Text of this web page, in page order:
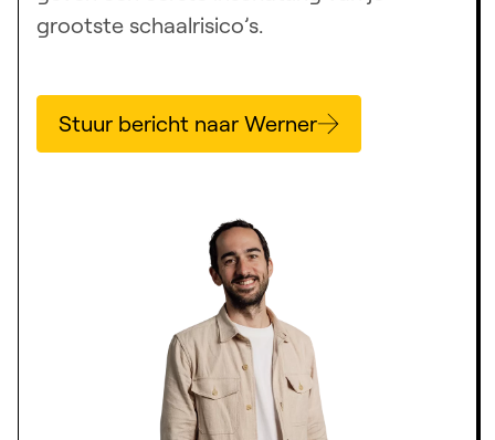
grootste schaalrisico’s.
Stuur bericht naar Werner